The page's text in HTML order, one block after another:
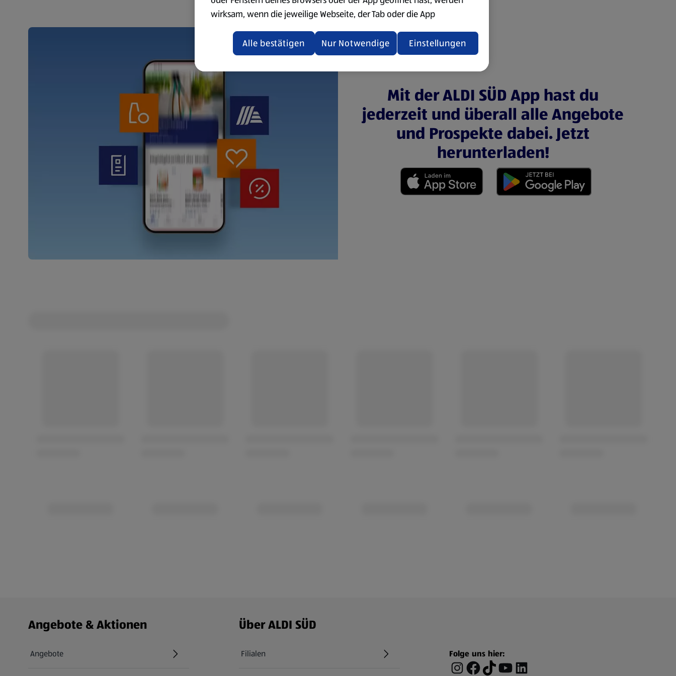
Mit der ALDI SÜD App hast du
jederzeit und überall alle Angebote
und Prospekte dabei. Jetzt
herunterladen!
Fußzeilenmenü - weitere Links
Angebote & Aktionen
Angebote
Über ALDI SÜD
Filialen Folge uns hier:
wirksam, wenn die jeweilige Webseite, der Tab oder die App
aktualisiert oder geschlossen und anschließend wieder geöffnet
Datenschutzerklärung zur Verfügung.
Übersicht der Webseitenbetreiber und Datenschutzerklärungen
Einstellungen
Nur Notwendige
Alle bestätigen